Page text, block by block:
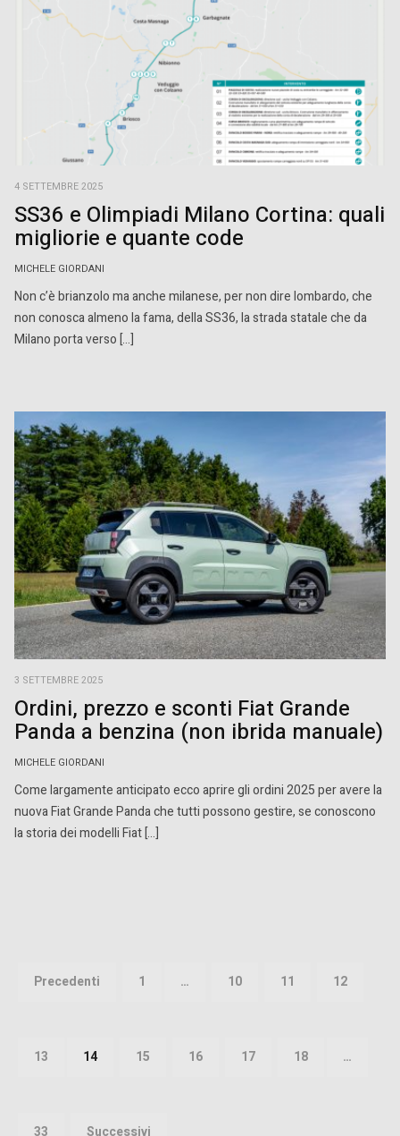
4 SETTEMBRE 2025
SS36 e Olimpiadi Milano Cortina: quali
migliorie e quante code
MICHELE GIORDANI
Non c’è brianzolo ma anche milanese, per non dire lombardo, che
non conosca almeno la fama, della SS36, la strada statale che da
Milano porta verso […]
3 SETTEMBRE 2025
Ordini, prezzo e sconti Fiat Grande
Panda a benzina (non ibrida manuale)
MICHELE GIORDANI
Come largamente anticipato ecco aprire gli ordini 2025 per avere la
nuova Fiat Grande Panda che tutti possono gestire, se conoscono
la storia dei modelli Fiat […]
degli
articoli
Precedenti 1 … 10 11 12
13 14 15 16 17 18 …
33 Successivi